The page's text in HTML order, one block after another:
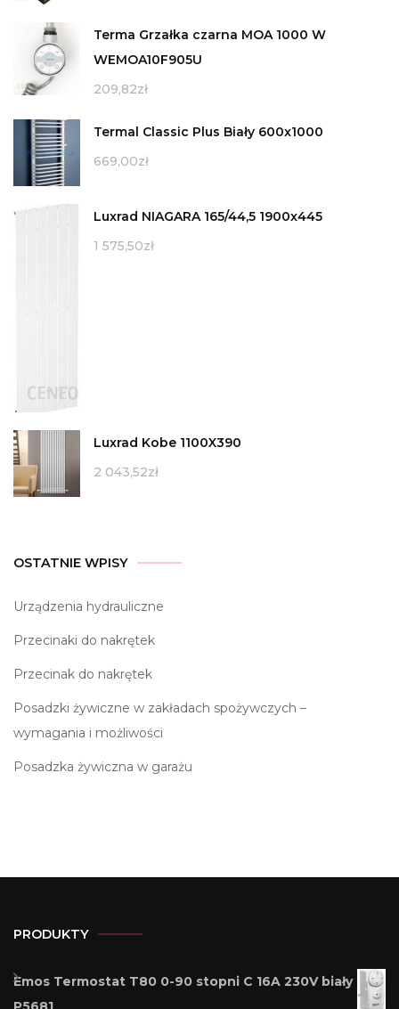
Terma Grzałka czarna MOA 1000 W
WEMOA10F905U
209,82zł
Termal Classic Plus Biały 600x1000
669,00zł
Luxrad NIAGARA 165/44,5 1900x445
1 575,50zł
Luxrad Kobe 1100X390
2 043,52zł
OSTATNIE WPISY
Urządzenia hydrauliczne
Przecinaki do nakrętek
Przecinak do nakrętek
Posadzki żywiczne w zakładach spożywczych –
wymagania i możliwości
Posadzka żywiczna w garażu
PRODUKTY
Emos Termostat T80 0-90 stopni C 16A 230V biały